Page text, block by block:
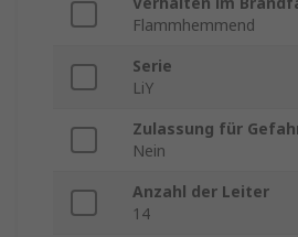
Flammhemmend
Serie
LiY
Zulassung für
Nein
Anzahl der Leiter
14